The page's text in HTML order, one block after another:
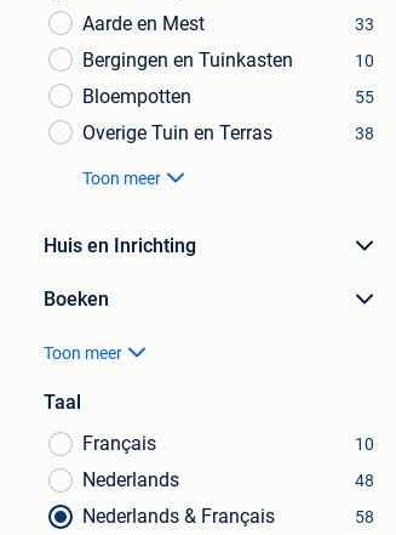
Aarde en Mest
33
Bergingen en Tuinkasten 10
Bloempotten 55
Overige Tuin en Terras 38
Toon meer
Huis en Inrichting
Boeken
Toon meer
Taal
Français
10
Nederlands 48
Nederlands & Français 58